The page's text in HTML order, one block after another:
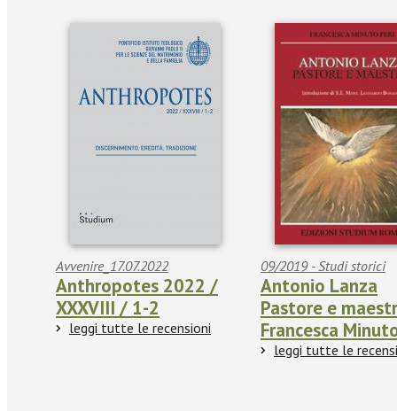
Avvenire_17.07.2022
Anthropotes 2022 /
XXXVIII / 1-2
leggi tutte le recensioni
09/2019 - Studi storici
Antonio Lanza
Pastore e
Francesca
leggi tutte le